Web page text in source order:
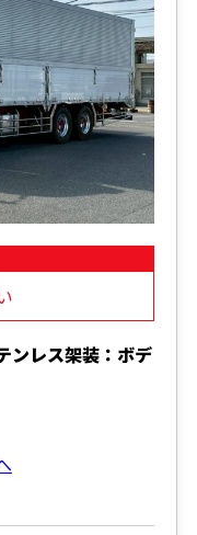
ンレス架装：ボデ